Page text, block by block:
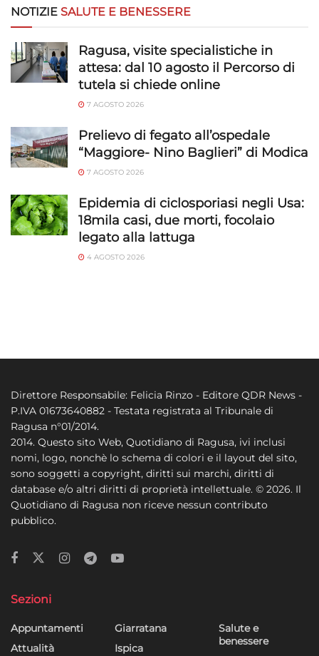
NOTIZIE SALUTE E BENESSERE
Ragusa, visite specialistiche in
attesa: dal 10 agosto il Percorso di
tutela si chiede online
7 AGOSTO 2026
Prelievo di fegato all’ospedale
“Maggiore- Nino Baglieri” di Modica
7 AGOSTO 2026
Epidemia di ciclosporiasi negli Usa:
18mila casi, due morti, focolaio
legato alla lattuga
4 AGOSTO 2026
Direttore Responsabile: Felicia Rinzo - Editore QDR News -
P.IVA 01673640882 - Testata registrata al Tribunale di
Ragusa n°01/2014.
2014. Questo sito Web, Quotidiano di Ragusa, ivi inclusi
nomi, logo, nonchè lo schema di colori e il layout del sito,
sono soggetti a copyright, diritti sui marchi, diritti di
database e/o altri diritti di proprietà intellettuale. © 2026. Il
Quotidiano di Ragusa non riceve nessun contributo
pubblico.
Sezioni
Appuntamenti
Attualità
Giarratana
Ispica
Salute e
benessere